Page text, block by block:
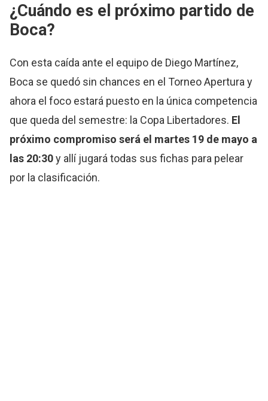
¿Cuándo es el próximo partido de
Boca?
Con esta caída ante el equipo de Diego Martínez,
Boca se quedó sin chances en el Torneo Apertura y
ahora el foco estará puesto en la única competencia
que queda del semestre: la Copa Libertadores. El
próximo compromiso será el martes 19 de mayo a
las 20:30y allí jugará todas sus fichas para pelear
por la clasificación.